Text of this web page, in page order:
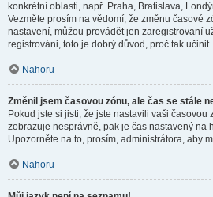
konkrétní oblasti, např. Praha, Bratislava,
Vezměte prosím na vědomí, že změnu časové
nastavení, můžou provádět jen zaregistrovaní
registrováni, toto je dobrý důvod, proč tak učinit.
Nahoru
Změnil jsem časovou zónu, ale čas se stále
Pokud jste si jisti, že jste nastavili vaši časovou
zobrazuje nesprávně, pak je čas nastavený na
Upozorněte na to, prosím, administrátora, aby
Nahoru